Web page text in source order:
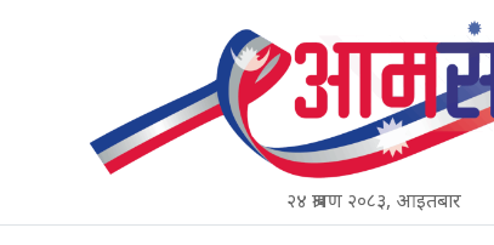
२४ श्रावण २०८३, आइतबार